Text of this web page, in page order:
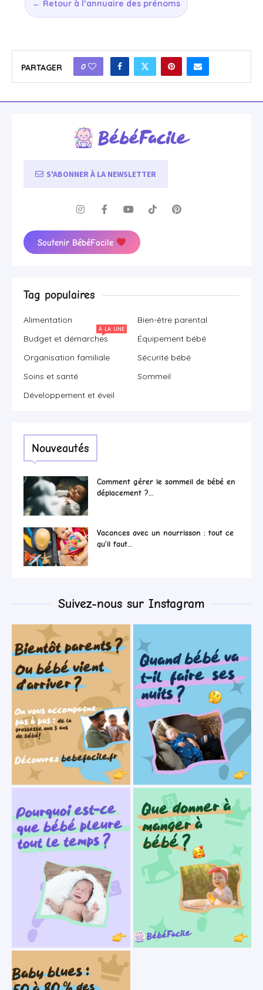
← Retour à l’annuaire des prénoms
PARTAGER 0
S'ABONNER À LA NEWSLETTER
Soutenir BébéFacile
Tag populaires
Alimentation
Bien-être parental
Budget et démarches
À LA UNE
Équipement bébé
Organisation familiale
Sécurité bébé
Soins et santé
Sommeil
Développement et éveil
Nouveautés
Comment gérer le sommeil de bébé en
déplacement ?...
Vacances avec un nourrisson : tout ce
qu’il faut...
Suivez-nous sur Instagram